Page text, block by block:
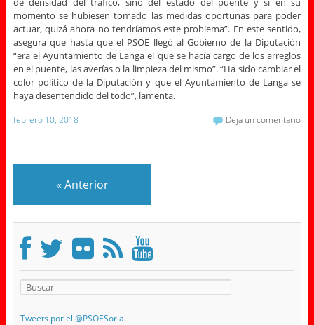
momento se hubiesen tomado las medidas oportunas para poder
actuar, quizá ahora no tendríamos este problema”. En este sentido,
asegura que hasta que el PSOE llegó al Gobierno de la Diputación
“era el Ayuntamiento de Langa el que se hacía cargo de los arreglos
en el puente, las averías o la limpieza del mismo”. “Ha sido cambiar el
color político de la Diputación y que el Ayuntamiento de Langa se
haya desentendido del todo”, lamenta.
febrero 10, 2018 Deja un comentario
« Anterior
Tweets por el @PSOESoria.